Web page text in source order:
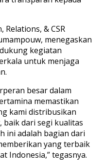
& CSR
menegaskan
kegiatan
untuk menjaga
besar dalam
memastikan
kami distribusikan
baik dari segi kualitas
ini adalah bagian dari
yang terbaik
Indonesia,” tegasnya.